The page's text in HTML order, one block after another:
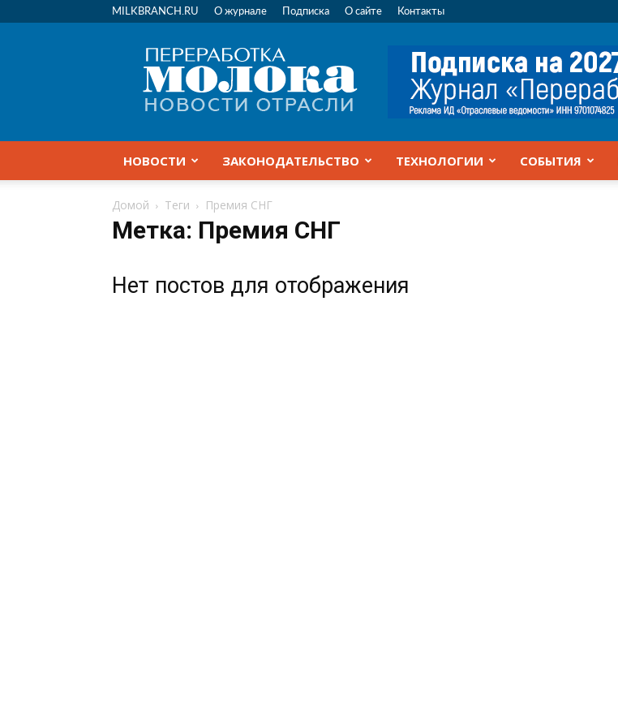
MILKBRANCH.RU О журнале Подписка О сайте Контакты
Переработка
молока
|
Новости
НОВОСТИ ЗАКОНОДАТЕЛЬСТВО ТЕХНОЛОГИИ СОБЫТИЯ
Домой Теги Премия СНГ
Метка: Премия СНГ
Нет постов для отображения